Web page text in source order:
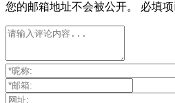
您的邮箱地址不会被公开。 必填项